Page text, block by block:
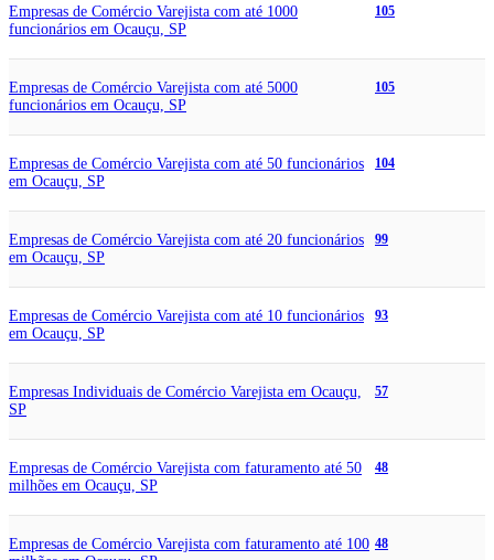
Empresas de Comércio Varejista com até 1000
funcionários em Ocauçu, SP
105
Empresas de Comércio Varejista com até 5000
funcionários em Ocauçu, SP
105
Empresas de Comércio Varejista com até 50 funcionários
em Ocauçu, SP
104
Empresas de Comércio Varejista com até 20 funcionários
em Ocauçu, SP
99
Empresas de Comércio Varejista com até 10 funcionários
em Ocauçu, SP
93
Empresas Individuais de Comércio Varejista em Ocauçu,
SP
57
Empresas de Comércio Varejista com faturamento até 50
milhões em Ocauçu, SP
48
Empresas de Comércio Varejista com faturamento até 100 48